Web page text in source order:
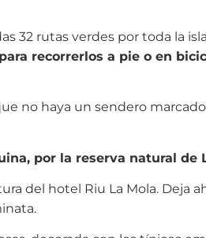
32 rutas verdes por toda la
recorrerlos a pie o en
no haya un sendero
por la reserva natural de
del hotel Riu La Mola. Deja